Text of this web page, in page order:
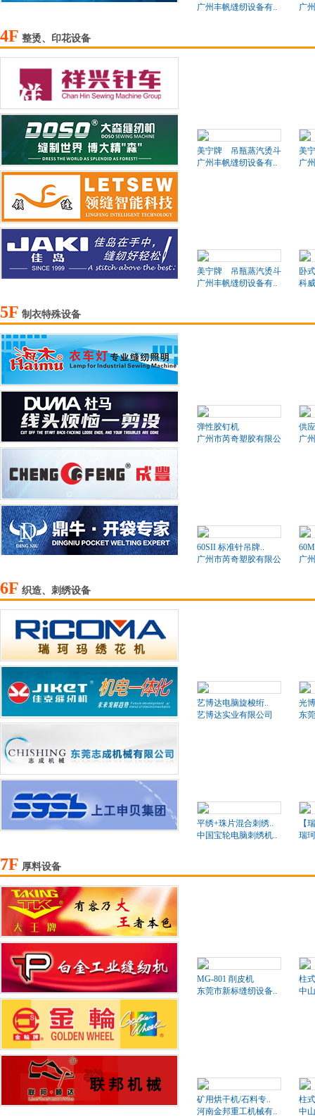
广州丰帆缝纫设备有.. 广
4F 整烫、印花设备
美宁牌 吊瓶蒸汽烫斗
广州丰帆缝纫设备有..
美
广
美宁牌 吊瓶蒸汽烫斗
广州丰帆缝纫设备有..
卧
科
5F 制衣特殊设备
弹性胶钉机
广州市芮奇塑胶有限公司
供
广
60SII 标准针吊牌..
广州市芮奇塑胶有限公司
广
6F 织造、刺绣设备
艺博达电脑旋梭绗..
艺博达实业有限公司
光
东
平绣+珠片混合刺绣..
中国宝轮电脑刺绣机..
【
瑞
7F 厚料设备
MG-801 削皮机
东莞市新标缝纫设备..
柱
中
矿用烘干机/石料专..
河南金邦重工机械有..
柱
中